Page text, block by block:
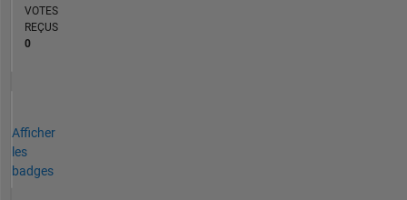
VOTES
REÇUS
0
Afficher
les
badges